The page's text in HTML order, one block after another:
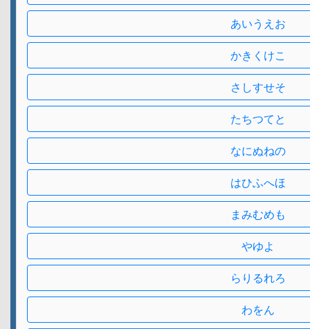
あいうえお
かきくけこ
さしすせそ
たちつてと
なにぬねの
はひふへほ
まみむめも
やゆよ
らりるれろ
わをん